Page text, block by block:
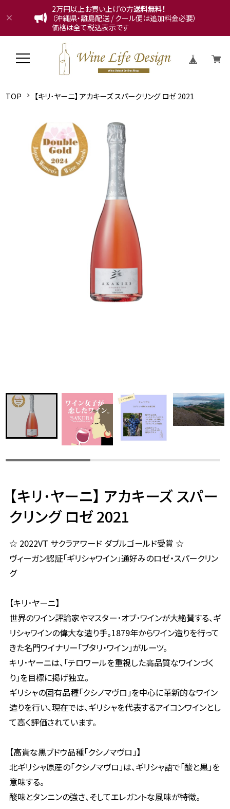
2万円以上お買い上げの方送料無料！
（沖縄県・離島配送 / クール便は追加料金必要）
価格は全て税込表示です
TOP 【キリ･ヤーニ】 アカキーズ スパークリング ロゼ 2021
【キリ･ヤーニ】 アカキーズ スパー
クリング ロゼ 2021
☆ 2022VT サクラアワード ダブルゴールド受賞 ☆
ヴィーガン認証「ギリシャワイン」通好みのロゼ・スパークリン
グ
【キリ･ヤーニ】
世界のワイン評論家やマスター･オブ･ワインが大絶賛する、ギ
リシャワインの偉大な造り手。1879年からワイン造りを行って
きた名門ワイナリー「ブタリ・ワイン」がルーツ。
キリ･ヤーニは、「テロワールを重視した高品質なワインづく
り」を目標に掲げ独立。
ギリシャの固有品種「クシノマヴロ」を中心に革新的なワイン
造りを行い、現在では、ギリシャを代表するアイコンワインとし
て高く評価されています。
【高貴な黒ブドウ品種「クシノマヴロ」】
北ギリシャ原産の「クシノマヴロ」は、ギリシャ語で「酸と黒」を
意味する。
酸味とタンニンの強さ、そしてエレガントな風味が特徴。